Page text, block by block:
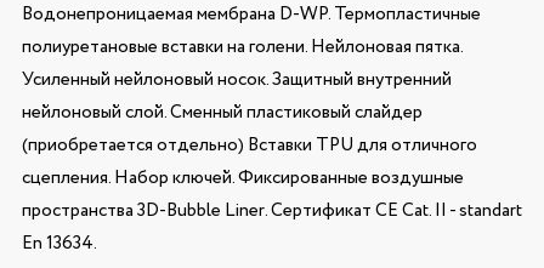
Водонепроницаемая мембрана D-WP. Термопластичные
полиуретановые вставки на голени. Нейлоновая пятка.
Усиленный нейлоновый носок. Защитный внутренний
нейлоновый слой. Сменный пластиковый слайдер
(приобретается отдельно) Вставки TPU для отличного
сцепления. Набор ключей. Фиксированные воздушные
пространства 3D-Bubble Liner. Сертификат CE Cat. II - standart
En 13634.